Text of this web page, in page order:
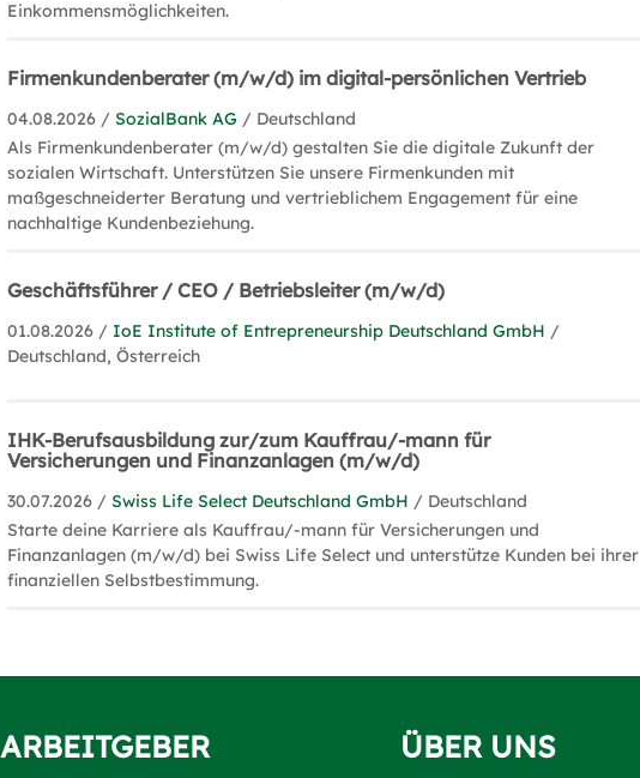
Einkommensmöglichkeiten.
Firmenkundenberater (m/w/d) im digital-persönlichen Vertrieb
04.08.2026 /SozialBank AG / Deutschland
Als Firmenkundenberater (m/w/d) gestalten Sie die digitale Zukunft der
sozialen Wirtschaft. Unterstützen Sie unsere Firmenkunden mit
maßgeschneiderter Beratung und vertrieblichem Engagement für eine
nachhaltige Kundenbeziehung.
Geschäftsführer / CEO / Betriebsleiter (m/w/d)
01.08.2026 / IoE Institute of Entrepreneurship Deutschland GmbH /
Deutschland, Österreich
IHK-Berufsausbildung zur/zum Kauffrau/-mann für
Versicherungen und Finanzanlagen (m/w/d)
30.07.2026 /Swiss Life Select Deutschland GmbH / Deutschland
Starte deine Karriere als Kauffrau/-mann für Versicherungen und
Finanzanlagen (m/w/d) bei Swiss Life Select und unterstütze Kunden bei ihrer
finanziellen Selbstbestimmung.
ARBEITGEBER ÜBER UNS